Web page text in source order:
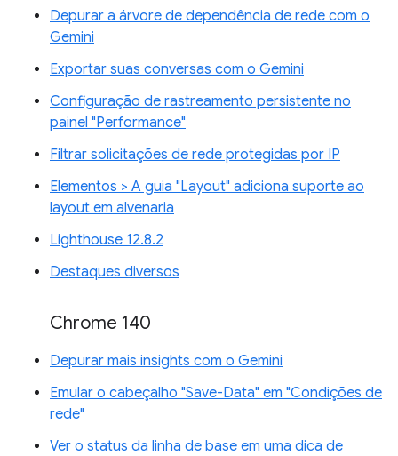
Depurar a árvore de dependência de rede com o
Gemini
Exportar suas conversas com o Gemini
Configuração de rastreamento persistente no
painel "Performance"
Filtrar solicitações de rede protegidas por IP
Elementos > A guia "Layout" adiciona suporte ao
layout em alvenaria
Lighthouse 12.8.2
Destaques diversos
Chrome 140
Depurar mais insights com o Gemini
Emular o cabeçalho "Save-Data" em "Condições de
rede"
Ver o status da linha de base em uma dica de